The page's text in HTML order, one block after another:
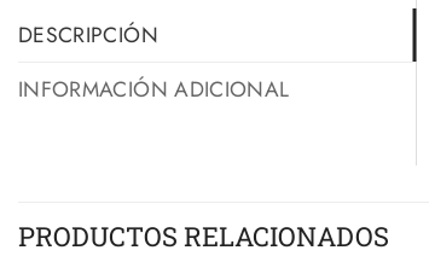
DESCRIPCIÓN
INFORMACIÓN ADICIONAL
PRODUCTOS RELACIONADOS